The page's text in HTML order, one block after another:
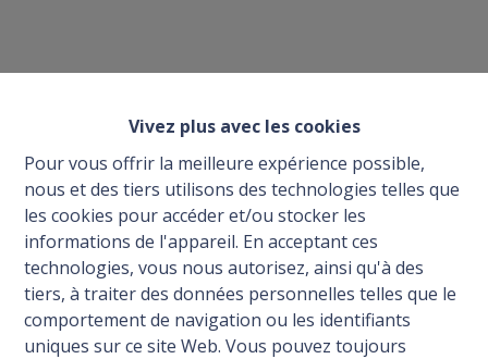
Vivez plus avec les cookies
Pour vous offrir la meilleure expérience possible,
nous et des tiers utilisons des technologies telles que
les cookies pour accéder et/ou stocker les
informations de l'appareil. En acceptant ces
technologies, vous nous autorisez, ainsi qu'à des
tiers, à traiter des données personnelles telles que le
comportement de navigation ou les identifiants
uniques sur ce site Web. Vous pouvez toujours